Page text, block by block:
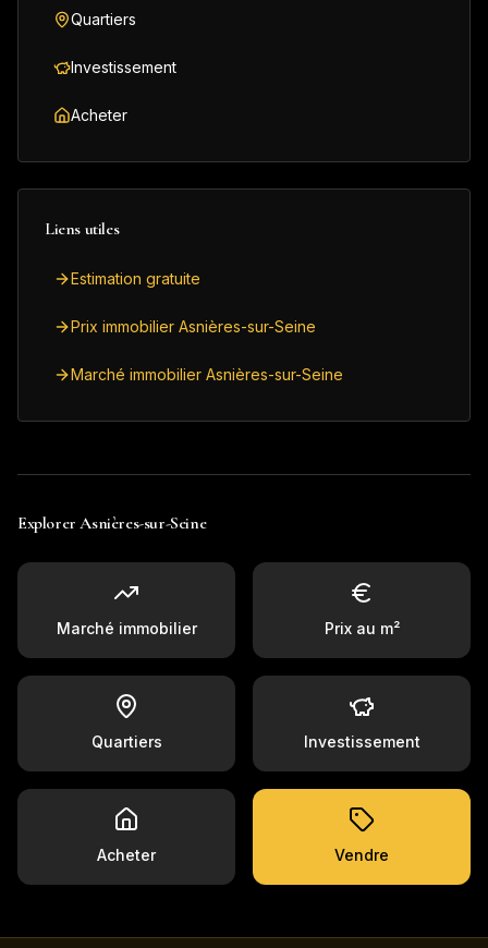
Quartiers
Investissement
Acheter
Liens utiles
Estimation gratuite
Prix immobilier Asnières-sur-Seine
Marché immobilier Asnières-sur-Seine
ExplorerAsnières-sur-Seine
Marché immobilier Prix au m²
Quartiers Investissement
Acheter Vendre